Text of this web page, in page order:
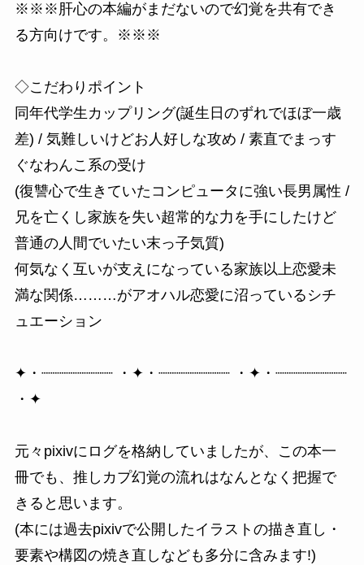
※※※肝心の本編がまだないので幻覚を共有でき
る方向けです。※※※
◇こだわりポイント
同年代学生カップリング(誕生日のずれでほぼ一歳
差) / 気難しいけどお人好しな攻め / 素直でまっす
ぐなわんこ系の受け
(復讐心で生きていたコンピュータに強い長男属性 /
兄を亡くし家族を失い超常的な力を手にしたけど
普通の人間でいたい末っ子気質)
何気なく互いが支えになっている家族以上恋愛未
満な関係………がアオハル恋愛に沼っているシチ
ュエーション
✦・┈┈┈┈┈┈┈┈ ・✦・┈┈┈┈┈┈┈┈ ・✦・┈┈┈┈┈┈┈┈
・✦
元々pixivにログを格納していましたが、この本一
冊でも、推しカプ幻覚の流れはなんとなく把握で
きると思います。
(本には過去pixivで公開したイラストの描き直し・
要素や構図の焼き直しなども多分に含みます!)